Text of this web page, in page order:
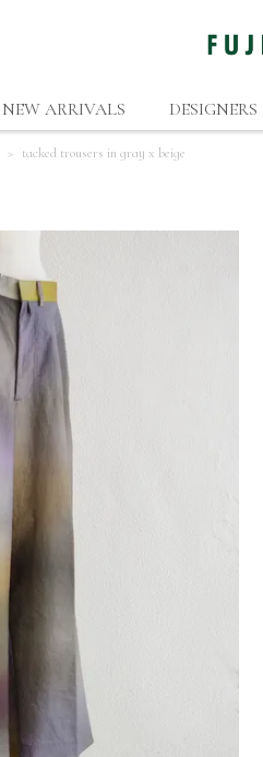
NEW ARRIVALS DESIGNERS
tacked trousers in gray x beige